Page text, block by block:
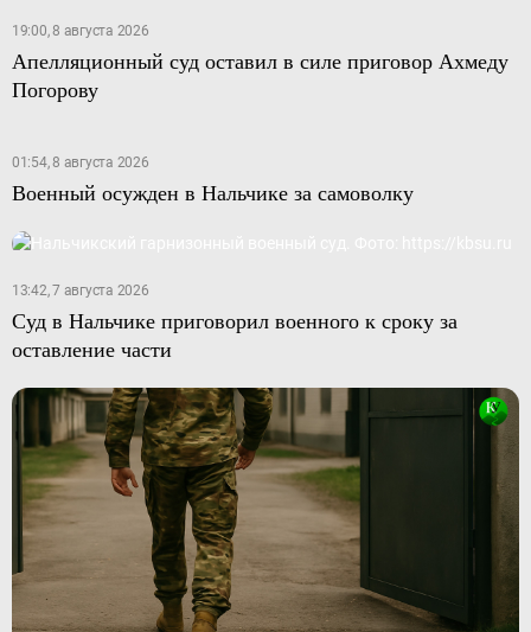
19:00, 8 августа 2026
Апелляционный суд оставил в силе приговор Ахмеду
Погорову
01:54, 8 августа 2026
Военный осужден в Нальчике за самоволку
13:42, 7 августа 2026
Суд в Нальчике приговорил военного к сроку за
оставление части